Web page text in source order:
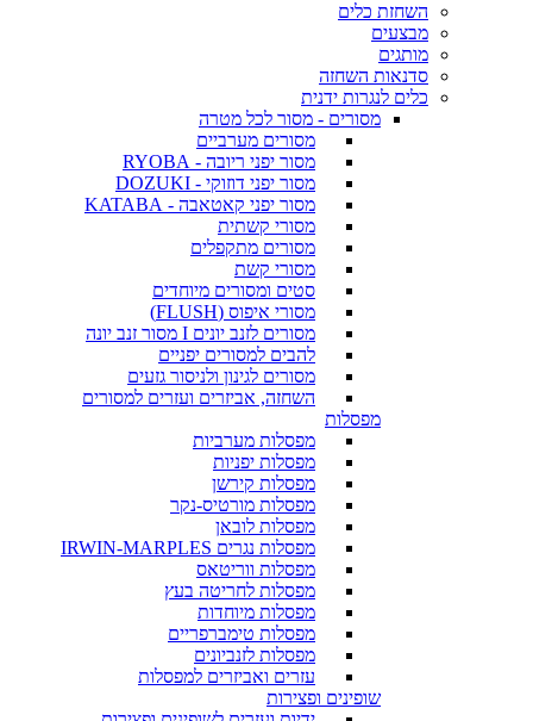
השחזת כלים
מבצעים
מותגים
סדנאות השחזה
כלים לנגרות ידנית
מסורים - מסור לכל מטרה
מסורים מערביים
מסור יפני ריובה - RYOBA
מסור יפני דוזוקי - DOZUKI
מסור יפני קאטאבה - KATABA
מסורי קשתית
מסורים מתקפלים
מסורי קשת
סטים ומסורים מיוחדים
מסורי איפוס (FLUSH)
מסורים לזנב יונים I מסור זנב יונה
להבים למסורים יפניים
מסורים לגינון ולניסור גזעים
השחזה, אביזרים ועזרים למסורים
מפסלות
מפסלות מערביות
מפסלות יפניות
מפסלות קירשן
מפסלות מורטיס-נקר
מפסלות לובאן
מפסלות נגרים IRWIN-MARPLES
מפסלות ווריטאס
מפסלות לחריטה בעץ
מפסלות מיוחדות
מפסלות טימברפריים
מפסלות לזנביונים
עזרים ואביזרים למפסלות
שופינים ופצירות